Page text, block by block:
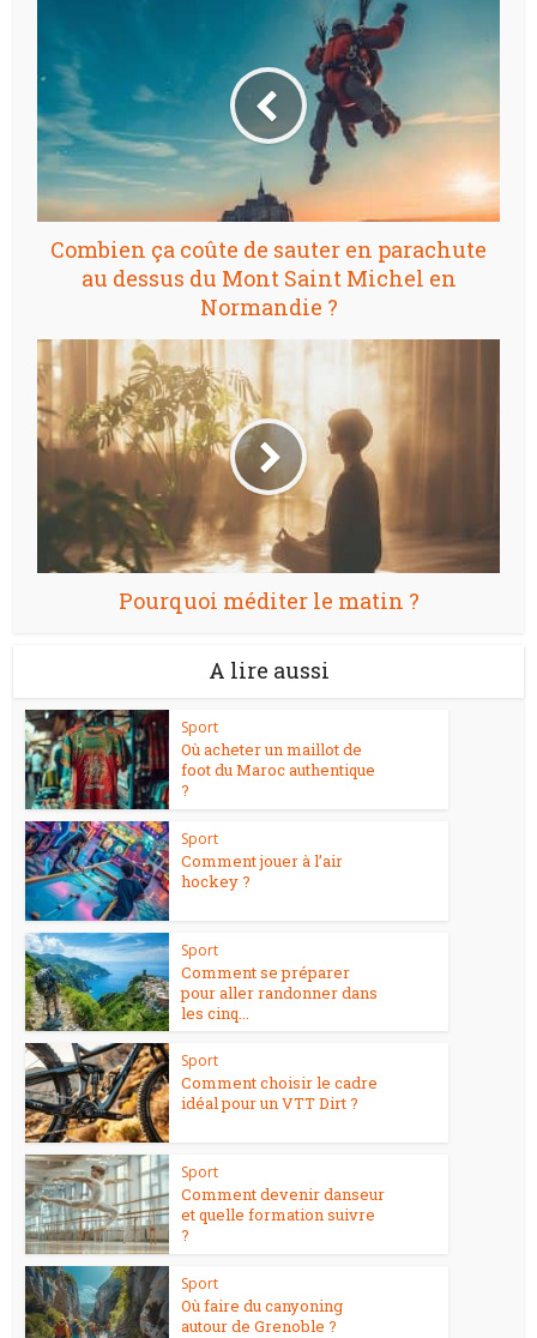
Combien ça coûte de sauter en parachute
au dessus du Mont Saint Michel en
Normandie ?
Pourquoi méditer le matin ?
A lire aussi
Sport
Où acheter un maillot de
foot du Maroc authentique
?
Sport
Comment jouer à l’air
hockey ?
Sport
Comment se préparer
pour aller randonner dans
les cinq...
Sport
Comment choisir le cadre
idéal pour un VTT Dirt ?
Sport
Comment devenir danseur
et quelle formation suivre
?
Sport
Où faire du canyoning
autour de Grenoble ?